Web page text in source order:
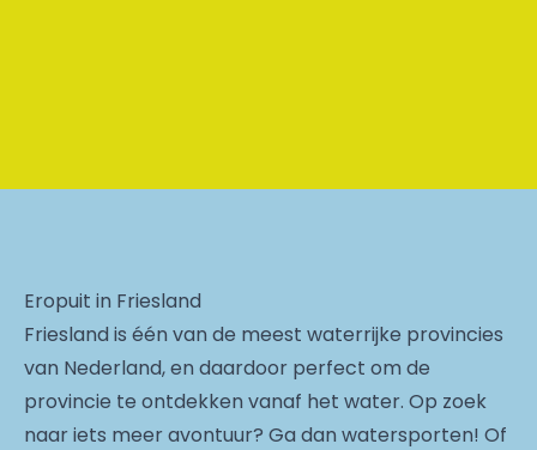
Eropuit in Friesland
Friesland is één van de meest waterrijke provincies
van Nederland, en daardoor perfect om de
provincie te ontdekken vanaf het water. Op zoek
naar iets meer avontuur? Ga dan watersporten! Of